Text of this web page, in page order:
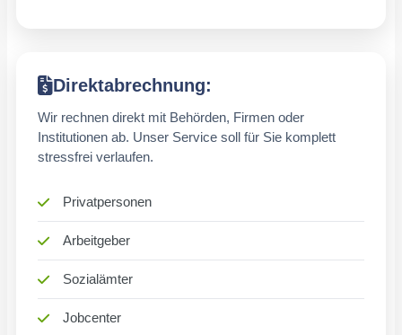
Direktabrechnung:
Wir rechnen direkt mit Behörden, Firmen oder
Institutionen ab. Unser Service soll für Sie komplett
stressfrei verlaufen.
Privatpersonen
Arbeitgeber
Sozialämter
Jobcenter